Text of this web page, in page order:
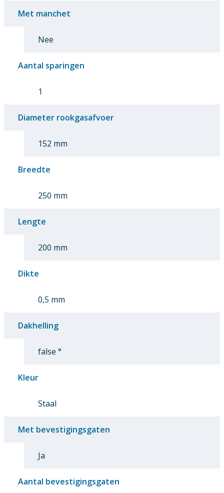
Met manchet
Nee
Aantal sparingen
1
Diameter rookgasafvoer
152 mm
Breedte
250 mm
Lengte
200 mm
Dikte
0,5 mm
Dakhelling
false °
Kleur
Staal
Met bevestigingsgaten
Ja
Aantal bevestigingsgaten